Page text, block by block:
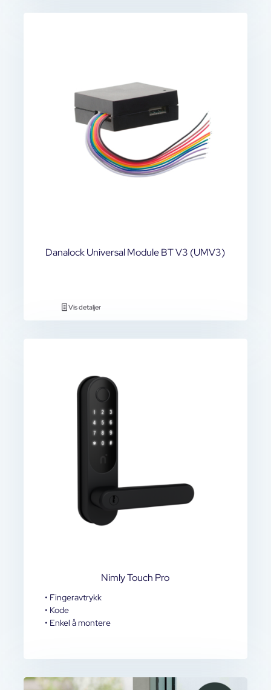
Danalock Universal Module BT V3 (UMV3)
Vis detaljer
Nimly Touch Pro
• Fingeravtrykk
• Kode
• Enkel å montere